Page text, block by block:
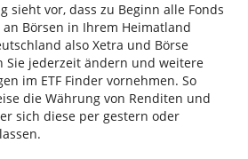
sieht vor, dass zu Beginn alle Fonds
Börsen in Ihrem Heimatland
also Xetra und Börse
Sie jederzeit ändern und weitere
im ETF Finder vornehmen. So
die Währung von Renditen und
sich diese per gestern oder